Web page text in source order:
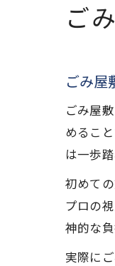
ご
ごみ屋
ごみ屋
めるこ
は一歩
初めて
プロの
神的な
実際に